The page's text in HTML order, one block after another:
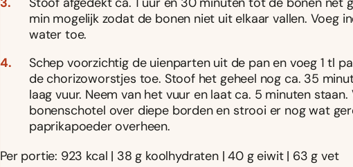
min mogelijk zodat de bonen niet uit elkaar vallen. Voeg
water toe.
Schep voorzichtig de uienparten uit de pan en voeg 1 tl
de chorizoworstjes toe. Stoof het geheel nog ca. 35
laag vuur. Neem van het vuur en laat ca. 5 minuten staan.
bonenschotel over diepe borden en strooi er nog wat
paprikapoeder overheen.
Per portie: 923 kcal | 38 g koolhydraten | 40 g eiwit | 63 g vet